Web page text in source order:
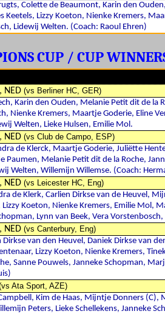
Colette de Beaumont, Karin den
Keetels, Lizzy Koeton, Nienke Kremers,
Lidewij Welten. (Coach: Raoul Ehren)
CUP / CUP
NED (vs Berliner HC, GER)
Karin den Ouden, Melanie Petit dit de la
Nienke Kremers, Maartje Goderie, Eline
Welten, Lieke Hulsen, Emilie Mol.
NED (vs Club de Campo, ESP)
de Klerck, Maartje Goderie, Juliëtte
Paumen, Melanie Petit dit de la Roche,
Welten, Willemijn Willemse. (Coach:
NED (vs Leicester HC, Eng)
de Klerk, Carlien Dirkse van de Heuvel,
Koeton, Nienke Kremers, Emilie Mol,
Lynn van Beek, Vera
NED (vs Canterbury, Eng)
van den Heuvel, Daniek Dirkse van
Lizzy Koeton, Nienke Kremers,
Sanne Pouwels, Janneke Schopman,
Ata Sport, AZE)
Kim de Haas, Mijntje Donners (C),
Peters, Lieke Schellekens, Janneke